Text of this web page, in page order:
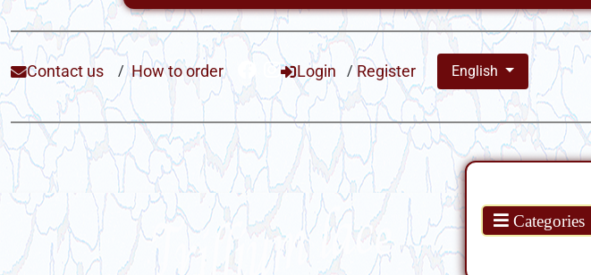
Contact us / How to order Login / Register English
Categories